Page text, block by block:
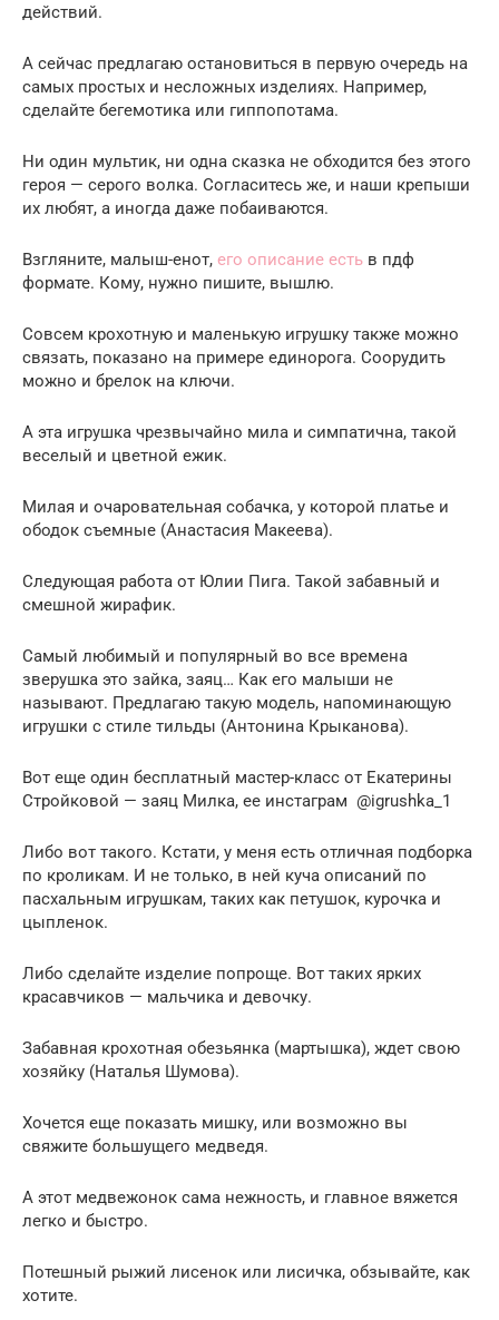
действий.
А сейчас предлагаю остановиться в первую очередь на
самых простых и несложных изделиях. Например,
сделайте бегемотика или гиппопотама.
Ни один мультик, ни одна сказка не обходится без этого
героя — серого волка. Согласитесь же, и наши крепыши
их любят, а иногда даже побаиваются.
Взгляните, малыш-енот, его описание есть в пдф
формате. Кому, нужно пишите, вышлю.
Совсем крохотную и маленькую игрушку также можно
связать, показано на примере единорога. Соорудить
можно и брелок на ключи.
А эта игрушка чрезвычайно мила и симпатична, такой
веселый и цветной ежик.
Милая и очаровательная собачка, у которой платье и
ободок съемные (Анастасия Макеева).
Следующая работа от Юлии Пига. Такой забавный и
смешной жирафик.
Самый любимый и популярный во все времена
зверушка это зайка, заяц… Как его малыши не
называют. Предлагаю такую модель, напоминающую
игрушки с стиле тильды (Антонина Крыканова).
Вот еще один бесплатный мастер-класс от Екатерины
Стройковой — заяц Милка, ее инстаграм @igrushka_1
Либо вот такого. Кстати, у меня есть отличная подборка
по кроликам. И не только, в ней куча описаний по
пасхальным игрушкам, таких как петушок, курочка и
цыпленок.
Либо сделайте изделие попроще. Вот таких ярких
красавчиков — мальчика и девочку.
Забавная крохотная обезьянка (мартышка), ждет свою
хозяйку (Наталья Шумова).
Хочется еще показать мишку, или возможно вы
свяжите большущего медведя.
А этот медвежонок сама нежность, и главное вяжется
легко и быстро.
Потешный рыжий лисенок или лисичка, обзывайте, как
хотите.